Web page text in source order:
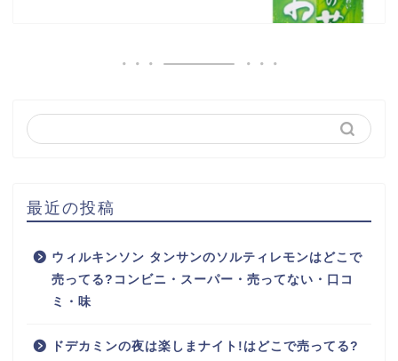
最近の投稿
ウィルキンソン タンサンのソルティレモンはどこで
売ってる?コンビニ・スーパー・売ってない・口コ
ミ・味
ドデカミンの夜は楽しまナイト!はどこで売ってる?